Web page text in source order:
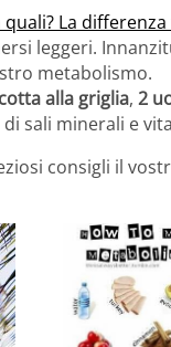
La
leggeri.
metabolismo.
alla griglia, 2
di sali minerali e
consigli il